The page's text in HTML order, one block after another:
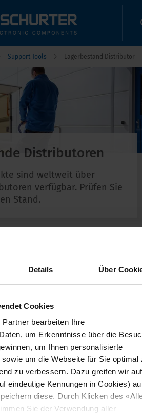
Details Über
Cookies
bearbeiten Ihre
um Erkenntnisse über die
um Ihnen personalisierte
um die Webseite für Sie optimal
zu verbessern. Dazu greifen wir auf
eindeutige Kennungen in Cookies)
diese. Durch Klicken des
Sie der Verwendung aller
Support Tools Lagerbestand Distributor
Distributoren
sind weltweit über
verfügbar. Prüfen Sie
Stand.